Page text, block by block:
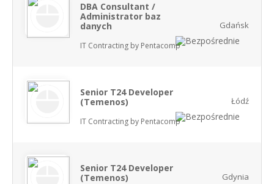
DBA Consultant /
Administrator baz
danych
IT Contracting by Pentacomp
Gdańsk
Senior T24 Developer
(Temenos)
IT Contracting by Pentacomp
Łódź
Senior T24 Developer
(Temenos)
Gdynia